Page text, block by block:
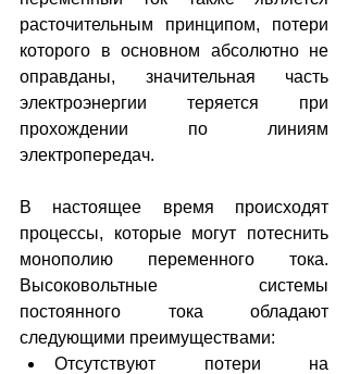
расточительным принципом, потери
которого в основном абсолютно не
оправданы, значительная часть
электроэнергии теряется при
прохождении по линиям
электропередач.
В настоящее время происходят
процессы, которые могут потеснить
монополию переменного тока.
Высоковольтные системы
постоянного тока обладают
следующими преимуществами:
Отсутствуют потери на